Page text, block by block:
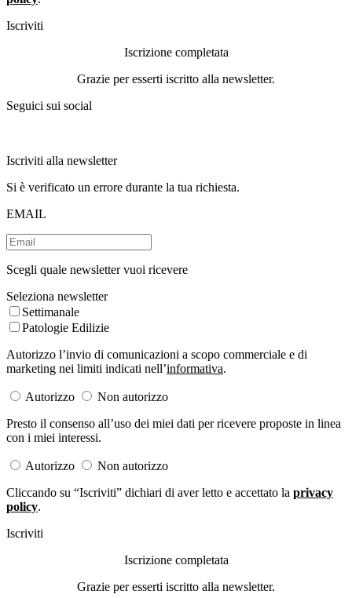
Iscriviti
Iscrizione completata
Grazie per esserti iscritto alla newsletter.
Seguici sui social
Iscriviti alla newsletter
Si è verificato un errore durante la tua richiesta.
EMAIL
Scegli quale newsletter vuoi ricevere
Seleziona newsletter
Settimanale
Patologie Edilizie
Autorizzo l’invio di comunicazioni a scopo commerciale e di
marketing nei limiti indicati nell’informativa.
Autorizzo
Non autorizzo
Presto il consenso all’uso dei miei dati per ricevere proposte in linea
con i miei interessi.
Autorizzo
Non autorizzo
Cliccando su “Iscriviti” dichiari di aver letto e accettato la privacy
policy.
Iscriviti
Iscrizione completata
Grazie per esserti iscritto alla newsletter.